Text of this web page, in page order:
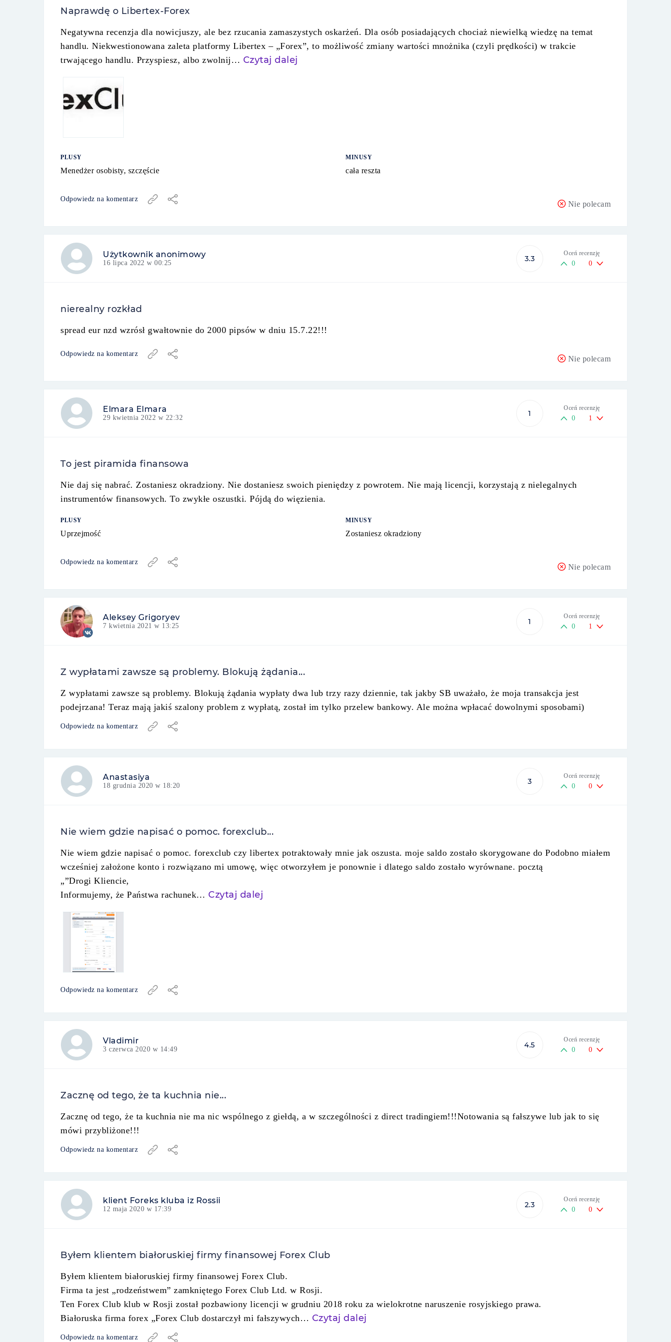
Naprawdę o Libertex-Forex
Negatywna recenzja dla nowicjuszy, ale bez rzucania zamaszystych oskarżeń. Dla osób posiadających chociaż niewielką wiedzę na temat
handlu. Niekwestionowana zaleta platformy Libertex – „Forex”, to możliwość zmiany wartości mnożnika (czyli prędkości) w trakcie
trwającego handlu. Przyspiesz, albo zwolnij… Czytaj dalej
PLUSY
Menedżer osobisty, szczęście
MINUSY
cała reszta
Odpowiedz na komentarz
Nie polecam
Użytkownik anonimowy
16 lipca 2022 w 00:25 3.3
Oceń recenzję
0 0
nierealny rozkład
spread eur nzd wzrósł gwałtownie do 2000 pipsów w dniu 15.7.22!!!
Odpowiedz na komentarz
Nie polecam
Elmara Elmara
29 kwietnia 2022 w 22:32 1
Oceń recenzję
0 1
To jest piramida finansowa
Nie daj się nabrać. Zostaniesz okradziony. Nie dostaniesz swoich pieniędzy z powrotem. Nie mają licencji, korzystają z nielegalnych
instrumentów finansowych. To zwykłe oszustki. Pójdą do więzienia.
PLUSY
Uprzejmość
MINUSY
Zostaniesz okradziony
Odpowiedz na komentarz
Nie polecam
Aleksey Grigoryev
7 kwietnia 2021 w 13:25 1
Oceń recenzję
0 1
Z wypłatami zawsze są problemy. Blokują żądania...
Z wypłatami zawsze są problemy. Blokują żądania wypłaty dwa lub trzy razy dziennie, tak jakby SB uważało, że moja transakcja jest
podejrzana! Teraz mają jakiś szalony problem z wypłatą, został im tylko przelew bankowy. Ale można wpłacać dowolnymi sposobami)
Odpowiedz na komentarz
Anastasiya
18 grudnia 2020 w 18:20 3
Oceń recenzję
0 0
Nie wiem gdzie napisać o pomoc. forexclub...
Nie wiem gdzie napisać o pomoc. forexclub czy libertex potraktowały mnie jak oszusta. moje saldo zostało skorygowane do Podobno miałem
wcześniej założone konto i rozwiązano mi umowę, więc otworzyłem je ponownie i dlatego saldo zostało wyrównane. pocztą
„”Drogi Kliencie,
Informujemy, że Państwa rachunek… Czytaj dalej
Odpowiedz na komentarz
Vladimir
3 czerwca 2020 w 14:49 4.5
Oceń recenzję
0 0
Zacznę od tego, że ta kuchnia nie...
Zacznę od tego, że ta kuchnia nie ma nic wspólnego z giełdą, a w szczególności z direct tradingiem!!!Notowania są fałszywe lub jak to się
mówi przybliżone!!!
Odpowiedz na komentarz
klient Foreks kluba iz Rossii
12 maja 2020 w 17:39 2.3
Oceń recenzję
0 0
Byłem klientem białoruskiej firmy finansowej Forex Club
Byłem klientem białoruskiej firmy finansowej Forex Club.
Firma ta jest „rodzeństwem” zamkniętego Forex Club Ltd. w Rosji.
Ten Forex Club klub w Rosji został pozbawiony licencji w grudniu 2018 roku za wielokrotne naruszenie rosyjskiego prawa.
Białoruska firma forex „Forex Club dostarczył mi fałszywych… Czytaj dalej
Odpowiedz na komentarz